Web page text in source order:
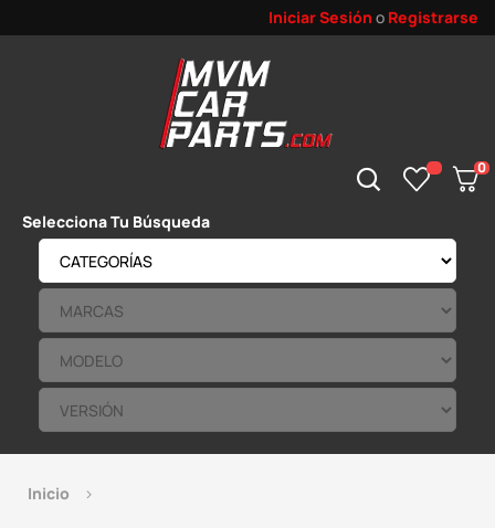
Iniciar Sesión o Registrarse
0
Selecciona Tu Búsqueda
Inicio